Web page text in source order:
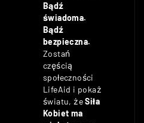
Bądź
świadoma.
Bądź
bezpieczna.
Zostań
częścią
społeczności
LifeAid i pokaż
światu, żeSiła
Kobiet ma